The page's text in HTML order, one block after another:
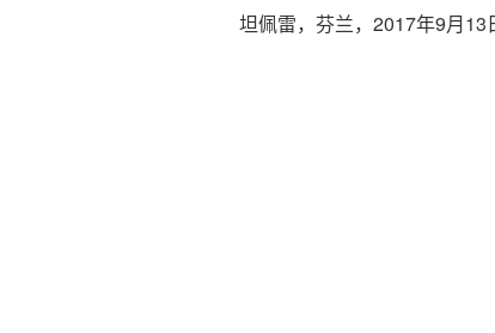
坦佩雷，芬兰，2017年9月13